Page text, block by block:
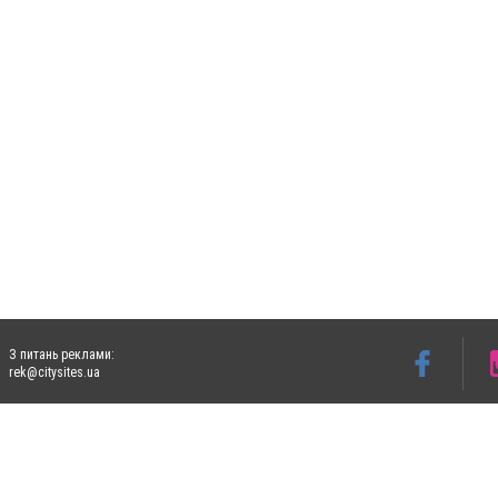
З питань реклами:
rek@citysites.ua